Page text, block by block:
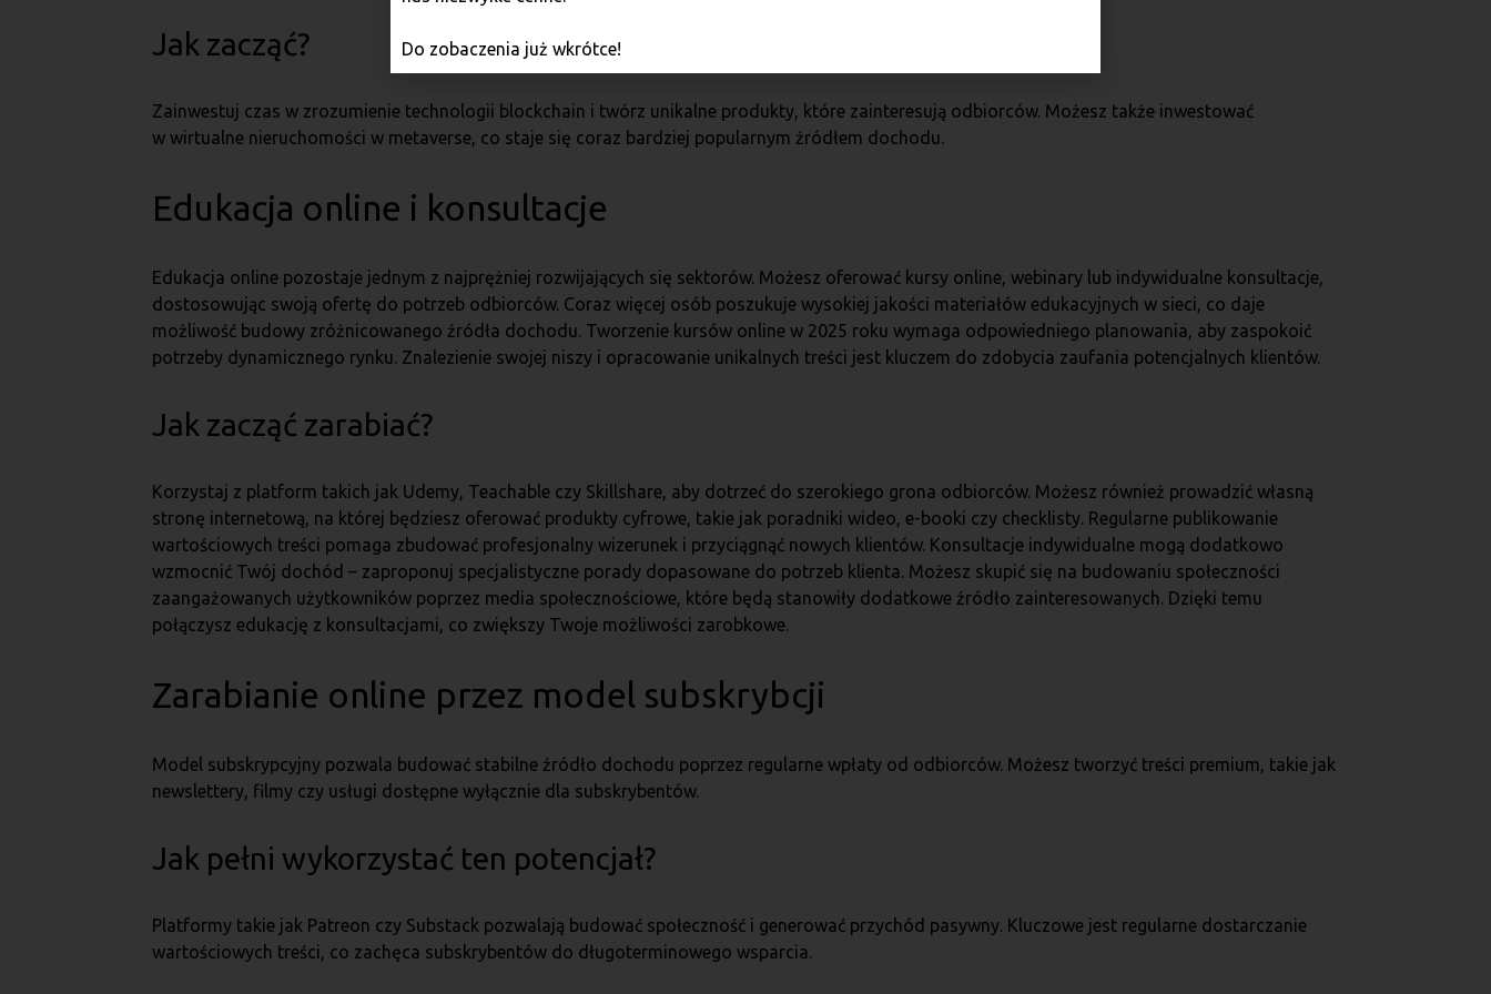
Jak zacząć?
Zainwestuj czas w zrozumienie technologii blockchain i twórz unikalne produkty, które zainteresują odbiorców. Możesz także inwestować
w wirtualne nieruchomości w metaverse, co staje się coraz bardziej popularnym źródłem dochodu.
Edukacja online i konsultacje
Edukacja online pozostaje jednym z najprężniej rozwijających się sektorów. Możesz oferować kursy online, webinary lub indywidualne konsultacje,
dostosowując swoją ofertę do potrzeb odbiorców. Coraz więcej osób poszukuje wysokiej jakości materiałów edukacyjnych w sieci, co daje
możliwość budowy zróżnicowanego źródła dochodu. Tworzenie kursów online w 2025 roku wymaga odpowiedniego planowania, aby zaspokoić
potrzeby dynamicznego rynku. Znalezienie swojej niszy i opracowanie unikalnych treści jest kluczem do zdobycia zaufania potencjalnych klientów.
Jak zacząć zarabiać?
Korzystaj z platform takich jak Udemy, Teachable czy Skillshare, aby dotrzeć do szerokiego grona odbiorców. Możesz również prowadzić własną
stronę internetową, na której będziesz oferować produkty cyfrowe, takie jak poradniki wideo, e-booki czy checklisty. Regularne publikowanie
wartościowych treści pomaga zbudować profesjonalny wizerunek i przyciągnąć nowych klientów. Konsultacje indywidualne mogą dodatkowo
wzmocnić Twój dochód – zaproponuj specjalistyczne porady dopasowane do potrzeb klienta. Możesz skupić się na budowaniu społeczności
zaangażowanych użytkowników poprzez media społecznościowe, które będą stanowiły dodatkowe źródło zainteresowanych. Dzięki temu
połączysz edukację z konsultacjami, co zwiększy Twoje możliwości zarobkowe.
Zarabianie online przez model subskrybcji
Model subskrypcyjny pozwala budować stabilne źródło dochodu poprzez regularne wpłaty od odbiorców. Możesz tworzyć treści premium, takie jak
newslettery, filmy czy usługi dostępne wyłącznie dla subskrybentów.
Jak pełni wykorzystać ten potencjał?
Platformy takie jak Patreon czy Substack pozwalają budować społeczność i generować przychód pasywny. Kluczowe jest regularne dostarczanie
wartościowych treści, co zachęca subskrybentów do długoterminowego wsparcia.
Do zobaczenia już wkrótce!